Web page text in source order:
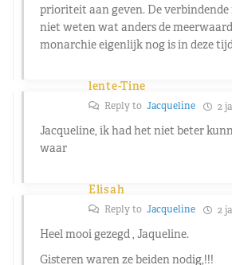
prioriteit aan geven. De
niet weten wat anders de
monarchie eigenlijk nog is in deze
lente-Tine
Reply to Jacqueline 2
Jacqueline, ik had het niet beter
waar
Elisah
Reply to Jacqueline 2
Heel mooi gezegd , Jaqueline.
Gisteren waren ze beiden nodig,!!!